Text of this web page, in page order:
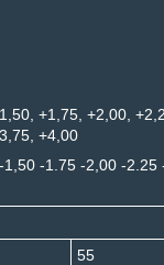
+1,75, +2,00,
+4,00
-1.75 -2,00 -2.25
55